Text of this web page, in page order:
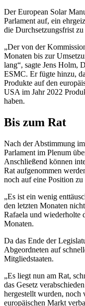
Der European Solar
Parlament auf, ein
die Durchsetzungsfrist
„Der von der
Monaten bis zur
lang“, sagte Jens Holm,
ESMC. Er fügte hinzu,
Produkte auf den
USA im Jahr 2022
haben.
Bis zum Rat
Nach der Abstimmung
Parlament im Plenum
Anschließend können
Rat aufgenommen
noch auf eine Position
„Es ist ein wenig
den letzten Monaten
Rafaela und wiederholte
Monaten.
Da das Ende der
Abgeordneten auf
Mitgliedstaaten.
„Es liegt nun am Rat,
das Gesetz
hergestellt wurden, noch
europäischen Markt